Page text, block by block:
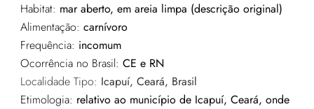
Habitat: mar aberto, em areia limpa (descrição original)
Alimentação: carnívoro
Frequência: incomum
Ocorrência no Brasil: CE e RN
Localidade Tipo: Icapuí, Ceará, Brasil
Etimologia: relativo ao município de Icapuí, Ceará, onde